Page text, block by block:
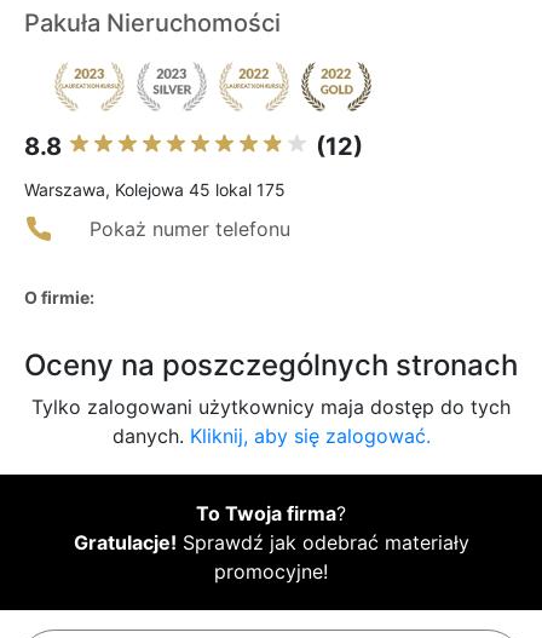
Pakuła Nieruchomości
8.8 (12)
Warszawa, Kolejowa 45 lokal 175
Pokaż numer telefonu
O firmie:
Oceny na poszczególnych stronach
Tylko zalogowani użytkownicy maja dostęp do tych
danych. Kliknij, aby się zalogować.
To Twoja firma?
Gratulacje! Sprawdź jak odebrać materiały
promocyjne!